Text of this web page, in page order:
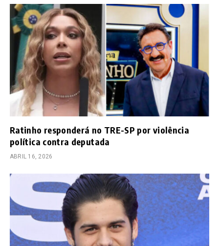
Ratinho responderá no TRE-SP por violência
política contra deputada
ABRIL 16, 2026